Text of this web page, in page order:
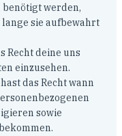
benötigt werden,
sie aufbewahrt
Recht deine uns
einzusehen.
das Recht wann
sowie